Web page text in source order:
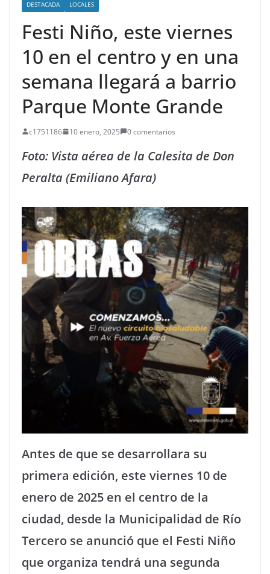
DESTACADA LOCALES
Festi Niño, este viernes
10 en el centro y en una
semana llegará a barrio
Parque Monte Grande
c1751186 10 enero, 2025 0 comentarios
Foto: Vista aérea de la Calesita de Don
Peralta (Emiliano Afara)
Antes de que se desarrollara su
primera edición, este viernes 10 de
enero de 2025 en el centro de la
ciudad, desde la Municipalidad de Río
Tercero se anunció que el Festi Niño
que organiza tendrá una segunda